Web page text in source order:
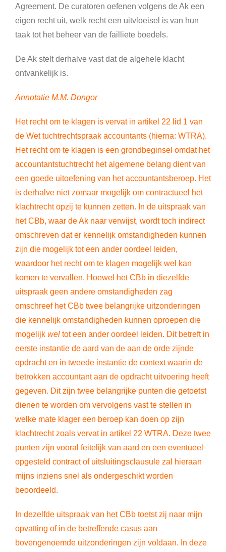
Agreement. De curatoren oefenen volgens de Ak een
eigen recht uit, welk recht een uitvloeisel is van hun
taak tot het beheer van de failliete boedels.
De Ak stelt derhalve vast dat de algehele klacht
ontvankelijk is.
Annotatie M.M. Dongor
Het recht om te klagen is vervat in artikel 22 lid 1 van
de Wet tuchtrechtspraak accountants (hierna: WTRA).
Het recht om te klagen is een grondbeginsel omdat het
accountantstuchtrecht het algemene belang dient van
een goede uitoefening van het accountantsberoep. Het
is derhalve niet zomaar mogelijk om contractueel het
klachtrecht opzij te kunnen zetten. In de uitspraak van
het CBb, waar de Ak naar verwijst, wordt toch indirect
omschreven dat er kennelijk omstandigheden kunnen
zijn die mogelijk tot een ander oordeel leiden,
waardoor het recht om te klagen mogelijk wel kan
komen te vervallen. Hoewel het CBb in diezelfde
uitspraak geen andere omstandigheden zag
omschreef het CBb twee belangrijke uitzonderingen
die kennelijk omstandigheden kunnen oproepen die
mogelijk wel tot een ander oordeel leiden. Dit betreft in
eerste instantie de aard van de aan de orde zijnde
opdracht en in tweede instantie de context waarin de
betrokken accountant aan de opdracht uitvoering heeft
gegeven. Dit zijn twee belangrijke punten die getoetst
dienen te worden om vervolgens vast te stellen in
welke mate klager een beroep kan doen op zijn
klachtrecht zoals vervat in artikel 22 WTRA. Deze twee
punten zijn vooral feitelijk van aard en een eventueel
opgesteld contract of uitsluitingsclausule zal hieraan
mijns inziens snel als ondergeschikt worden
beoordeeld.
In dezelfde uitspraak van het CBb toetst zij naar mijn
opvatting of in de betreffende casus aan
bovengenoemde uitzonderingen zijn voldaan. In deze